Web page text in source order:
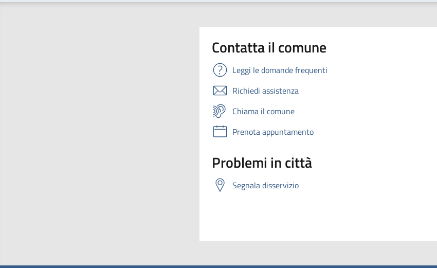
Contatta il comune
Leggi le domande frequenti
Richiedi assistenza
Chiama il comune
Prenota appuntamento
Problemi in città
Segnala disservizio